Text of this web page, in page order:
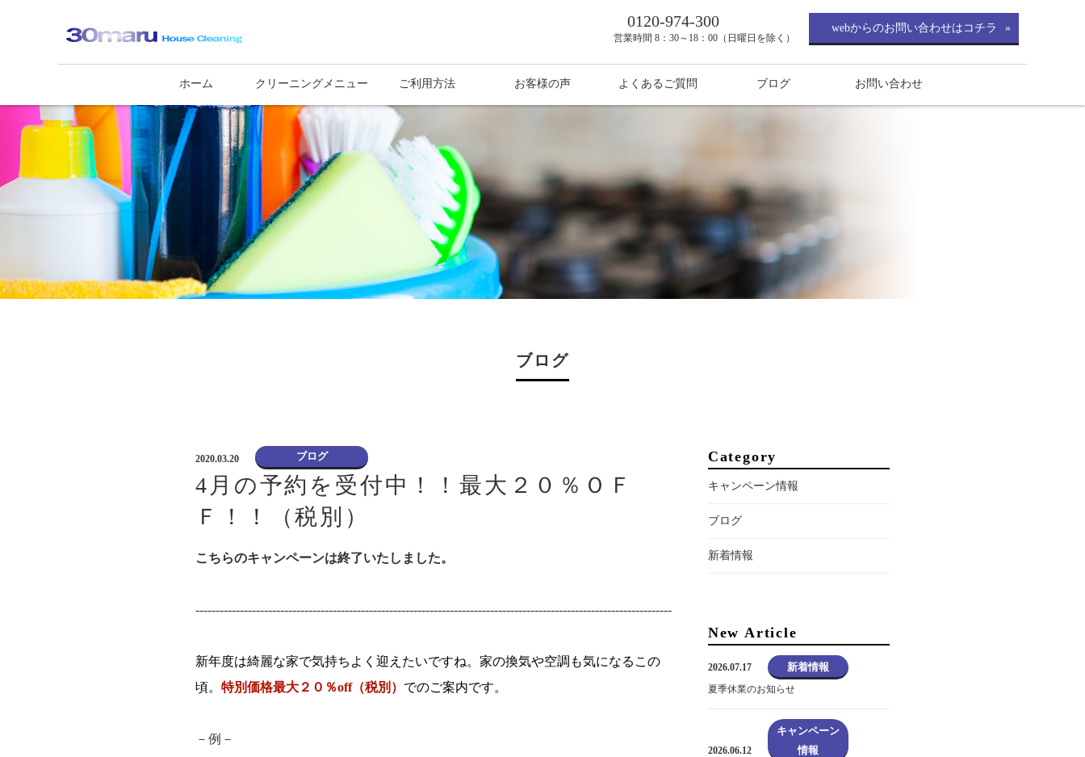
0120-974-300
営業時間 8：30～18：00（日曜日を除く）
webからのお問い合わせはコチラ
ホーム クリーニングメニュー ご利用方法 お客様の声 よくあるご質問 ブログ お問い合わせ
ブログ
2020.03.20 ブログ
4月の予約を受付中！！最大２０％ＯＦ
Ｆ！！（税別）
こちらのキャンペーンは終了いたしました。
----------------------------------------------------------------------------------------------------------------------
新年度は綺麗な家で気持ちよく迎えたいですね。家の換気や空調も気になるこの
頃。特別価格最大２０％off（税別） でのご案内です。
－例－
Category
キャンペーン情報
ブログ
新着情報
New Article
2026.07.17 新着情報
夏季休業のお知らせ
2026.06.12
キャンペーン
情報